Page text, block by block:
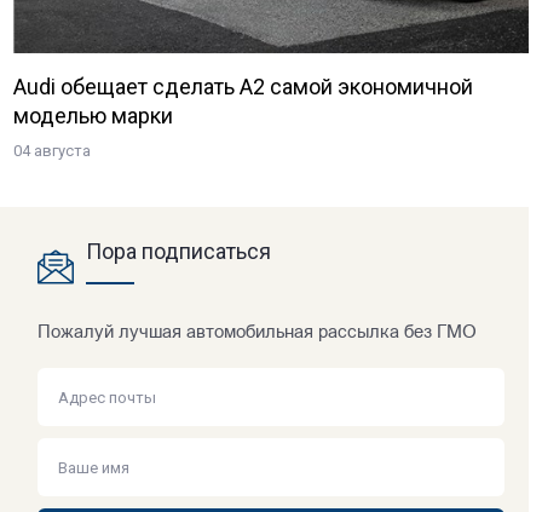
Audi обещает сделать A2 самой экономичной
моделью марки
04 августа
Пора подписаться
Пожалуй лучшая автомобильная рассылка без ГМО